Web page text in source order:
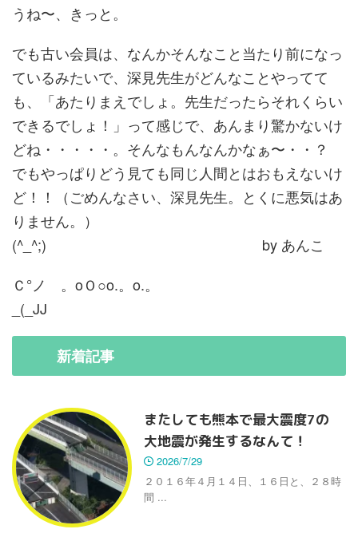
うね〜、きっと。
でも古い会員は、なんかそんなこと当たり前になっ
ているみたいで、深見先生がどんなことやってて
も、「あたりまえでしょ。先生だったらそれくらい
できるでしょ！」って感じで、あんまり驚かないけ
どね・・・・・。そんなもんなんかなぁ〜・・？
でもやっぱりどう見ても同じ人間とはおもえないけ
ど！！（ごめんなさい、深見先生。とくに悪気はあ
りません。）
(^_^;) by あんこ
Ｃ°ノ 。oＯ○o.。o.。
_(_JJ
新着記事
またしても熊本で最大震度7の
大地震が発生するなんて！
2026/7/29
２０１６年４月１４日、１６日と、２８時
間 ...